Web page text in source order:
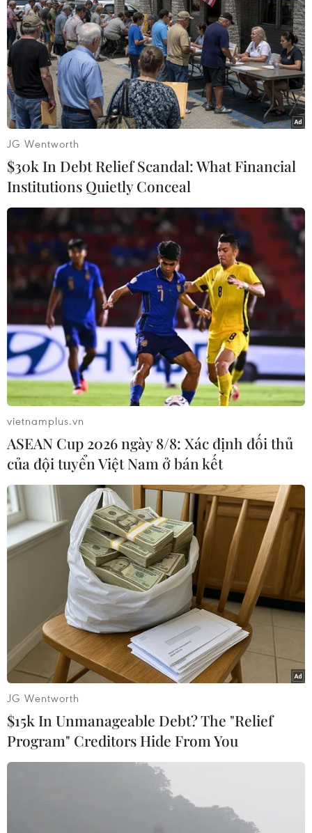
Những ngôi nhà kiến trúc độc đáo ở làng Marken. (Ảnh: Hương
Làng chài cổ Volendam. (Ảnh: Hương Giang/TTXVN)
Làng Giethoorn đẹp như tranh vẽ. (Ảnh: Hương Giang/TTXVN)
JG Wentworth
$30k In Debt Relief Scandal: What Financial
Institutions Quietly Conceal
vietnamplus.vn
ASEAN Cup 2026 ngày 8/8: Xác định đối thủ
của đội tuyển Việt Nam ở bán kết
JG Wentworth
$15k In Unmanageable Debt? The "Relief
Program" Creditors Hide From You